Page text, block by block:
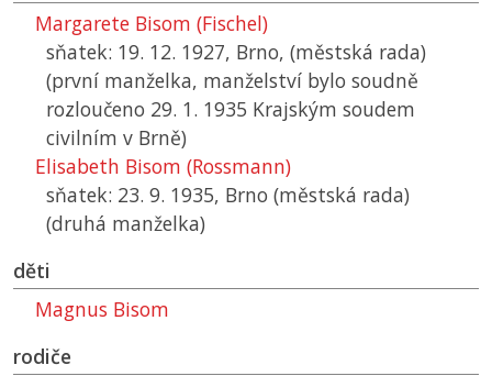
Margarete Bisom (Fischel)
sňatek: 19. 12. 1927, Brno, (městská rada)
(první manželka, manželství bylo soudně
rozloučeno 29. 1. 1935 Krajským soudem
civilním v Brně)
Elisabeth Bisom (Rossmann)
sňatek: 23. 9. 1935, Brno (městská rada)
(druhá manželka)
děti
Magnus Bisom
rodiče